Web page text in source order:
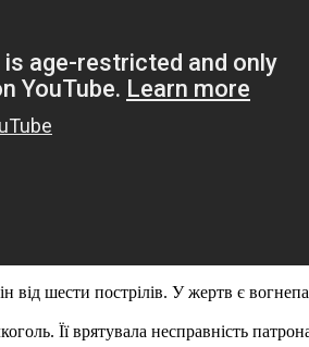
від шести пострілів. У жертв є
Її врятувала несправність